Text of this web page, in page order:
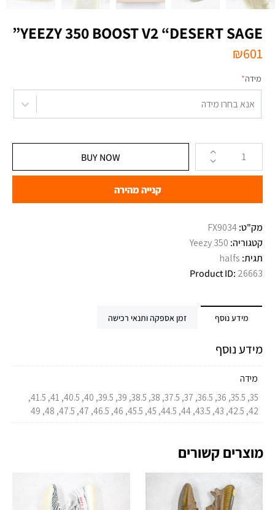
YEEZY 350 BOOST V2 “DESERT SAGE”
₪601
מידה*
אנא בחרו מידה
BUY NOW
קנייה מהירה
מק"ט:FX9034
קטגוריה: Yeezy 350
תגית: halfs
Product ID: 26663
מידע נוסף זמן אספקה ותנאי רכישה
מידע נוסף
מידה
35, 35.5, 36, 36.5, 37, 37.5, 38, 38.5, 39, 39.5, 40, 40.5, 41, 41.5,
42, 42.5, 43, 43.5, 44, 44.5, 45, 45.5, 46, 46.5, 47, 47.5, 48, 49
מוצרים קשורים